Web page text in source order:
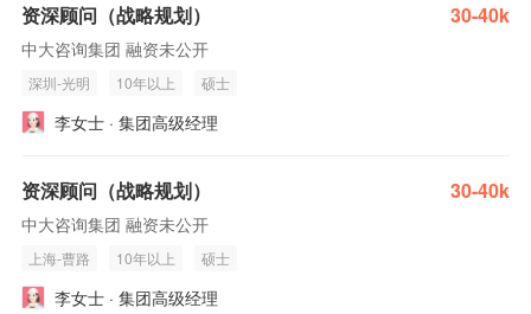
资深顾问（战略规划） 30-40k
中大咨询集团 融资未公开
深圳-光明 10年以上 硕士
李女士 · 集团高级经理
资深顾问（战略规划） 30-40k
中大咨询集团 融资未公开
上海-曹路 10年以上 硕士
李女士 · 集团高级经理